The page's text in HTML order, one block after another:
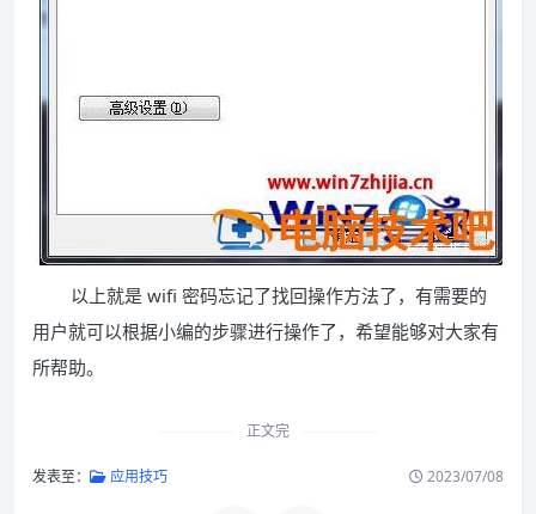
以上就是 wifi 密码忘记了找回操作方法了，有需要的
用户就可以根据小编的步骤进行操作了，希望能够对大家有
所帮助。
正文完
发表至： 应用技巧 2023/07/08